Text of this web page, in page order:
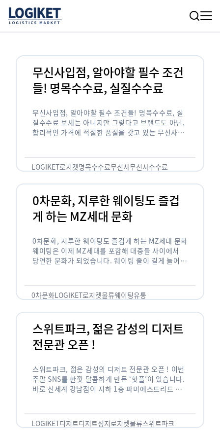
무신사입점, 알아야할 필수 조건
들! 명목수수료, 실질수수료
무신사입점, 알아야할 필수 조건들! 명목수수료, 실
질수수료 보세는 아니지만 그렇다고 브랜드도 아닌,
합리적인 가격에 적절한 품질을 갖고 있는 무신사!
LOGIKET로지켓명목수수료무신사무신사수수료
0차문화, 지루한 웨이팅도 즐겁
게 하는 MZ세대 문화
0차문화, 지루한 웨이팅도 즐겁게 하는 MZ세대 문화
웨이팅은 이제 MZ세대를 포함해 대중들 사이에서
당연한 문화가 되었습니다. 웨이팅 줄이 길게 늘어서
0차문화LOGIKET로지켓물류웨이팅유통
스위트파크, 젊은 감성의 디저트
전문관 오픈 !
스위트파크, 젊은 감성의 디저트 전문관 오픈 ! 이번
주말 SNS를 한껏 달콤하게 만든 ‘핫플’이 있습니다.
바로 신세계 강남점이 지하 1층 파미에스트리트 분
LOGIKET디저트디저트성지로지켓물류스위트파크